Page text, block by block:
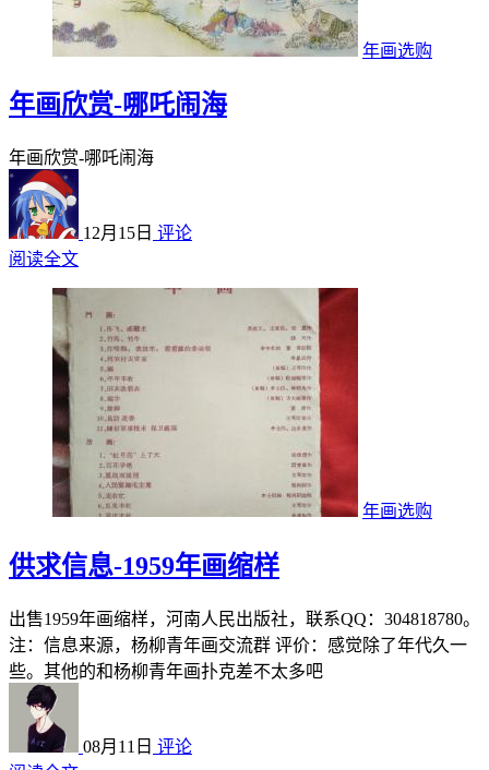
年画选购
年画欣赏-哪吒闹海
年画欣赏-哪吒闹海
12月15日 评论
阅读全文
年画选购
供求信息-1959年画缩样
出售1959年画缩样，河南人民出版社，联系QQ：304818780。
注：信息来源，杨柳青年画交流群 评价：感觉除了年代久一
些。其他的和杨柳青年画扑克差不太多吧
08月11日 评论